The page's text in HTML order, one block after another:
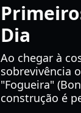
Dia
Ao chegar à
sobrevivência
"Fogueira"
construção é